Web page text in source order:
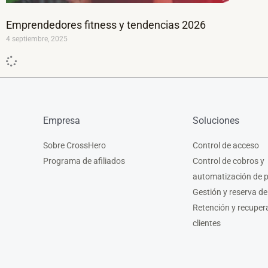
Emprendedores fitness y tendencias 2026
4 septiembre, 2025
Empresa
Sobre CrossHero
Programa de afiliados
Soluciones
Control de acceso
Control de cobros y
automatización de
Gestión y reserva
Retención y
clientes